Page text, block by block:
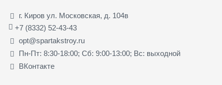
г. Киров ул. Московская, д. 104в
+7 (8332) 52-43-43
opt@spartakstroy.ru
Пн-Пт: 8:30-18:00; Сб: 9:00-13:00; Вс: выходной
ВКонтакте